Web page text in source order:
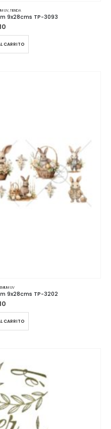
UV,TIENDA
9x28cms TP-3093
CARRITO
UV
9x28cms TP-3202
CARRITO